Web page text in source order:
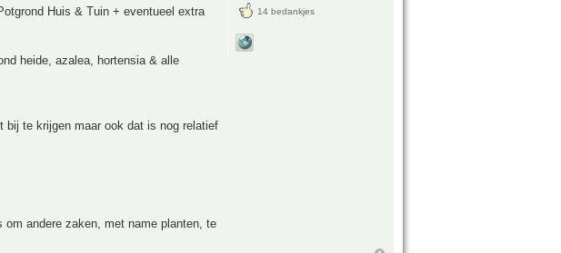
Huis & Tuin + eventueel extra
heide, azalea, hortensia & alle
bij te krijgen maar ook dat is nog relatief
om andere zaken, met name planten, te
14 bedankjes